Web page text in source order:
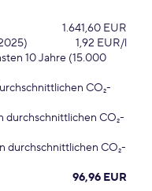
1.641,60 EUR
1,92 EUR/l
10 Jahre (15.000
CO₂-
durchschnittlichen CO₂-
durchschnittlichen CO₂-
96,96 EUR